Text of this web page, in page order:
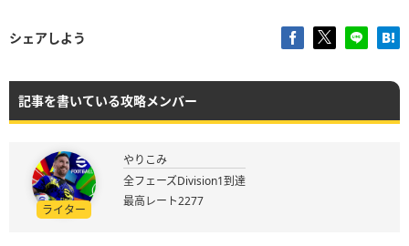
シェアしよう
記事を書いている攻略メンバー
ライター
やりこみ
全フェーズDivision1到達
最高レート2277